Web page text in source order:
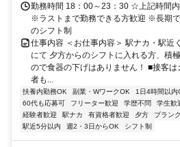
面からも通勤可能です
勤務時間 18：00～23：30 ☆上記時間
※ラストまで勤務できる方歓迎 ※長期
のシフト制
仕事内容 ＜お仕事内容＞ 駅ナカ・駅近
にて 夕方からのシフトに入れる方、積
ので食器の下げはありません！ ■接客
者も...
扶養内勤務OK 副業・WワークOK 1日4時間以内
60代も応募可
フリーター歓迎 学歴不問 学生歓
経験者歓迎
駅ナカ 有資格者歓迎 夕方 ブラン
駅近5分以内
週2・3日からOK シフト制